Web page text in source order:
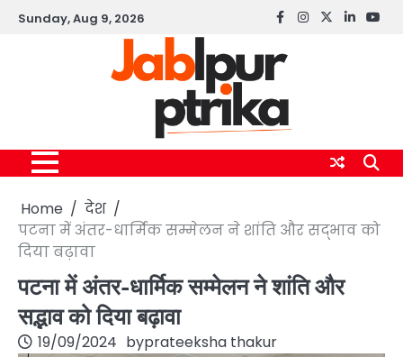
SkipSunday, Aug 9, 2026 Facebook
instagram
twitterlinkedin
Home
देश
पटना में अंतर-धार्मिक सम्मेलन ने शांति और सद्भाव को
दिया बढ़ावा
पटना में अंतर-धार्मिक सम्मेलन ने शांति और
सद्भाव को दिया बढ़ावा
19/09/2024 byprateeksha thakur